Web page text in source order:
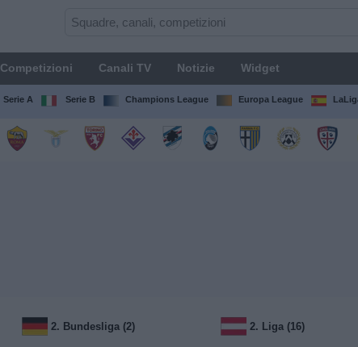
Competizioni Canali TV Notizie Widget
Serie A Serie B Champions League Europa League
2. Bundesliga (2) 2. Liga (16)